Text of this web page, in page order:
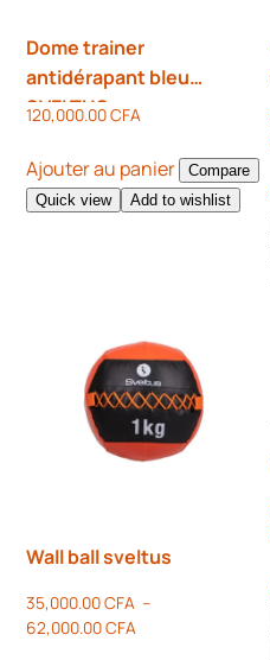
Dome trainer
antidérapant bleu
SVELTUS
120,000.00CFA
Ajouter au panier
Compare
Quick view
Add to wishlist
Wall ball sveltus
35,000.00CFA –
62,000.00CFA